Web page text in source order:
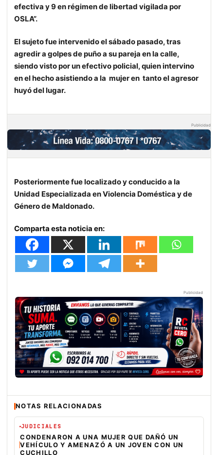
efectiva y 9 en régimen de libertad vigilada por
OSLA”.
El sujeto fue intervenido el sábado pasado, tras
agredir a golpes de puño a su pareja en la calle,
siendo visto por un efectivo policial, quien intervino
en el hecho asistiendo a la mujer en tanto el agresor
huyó del lugar.
Publicidad
Posteriormente fue localizado y conducido a la
Unidad Especializada en Violencia Doméstica y de
Género de Maldonado.
Comparta esta noticia en:
Publicidad
NOTAS RELACIONADAS
JUDICIALES
CONDENARON A UNA MUJER QUE DAÑÓ UN
VEHÍCULO Y AMENAZÓ A UN JOVEN CON UN
CUCHILLO